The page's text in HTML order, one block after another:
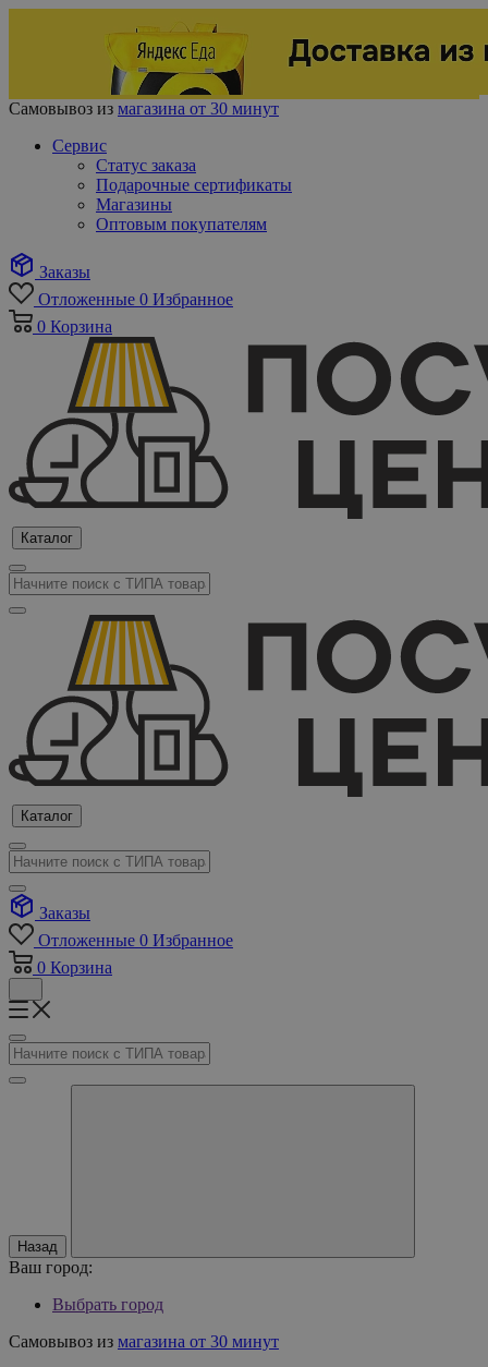
Самовывоз из магазина от 30 минут
Сервис
Статус заказа
Подарочные сертификаты
Магазины
Оптовым покупателям
Заказы
Отложенные 0 Избранное
0 Корзина
Каталог
Каталог
Заказы
Отложенные 0 Избранное
0 Корзина
Назад
Ваш город:
Выбрать город
Самовывоз из магазина от 30 минут